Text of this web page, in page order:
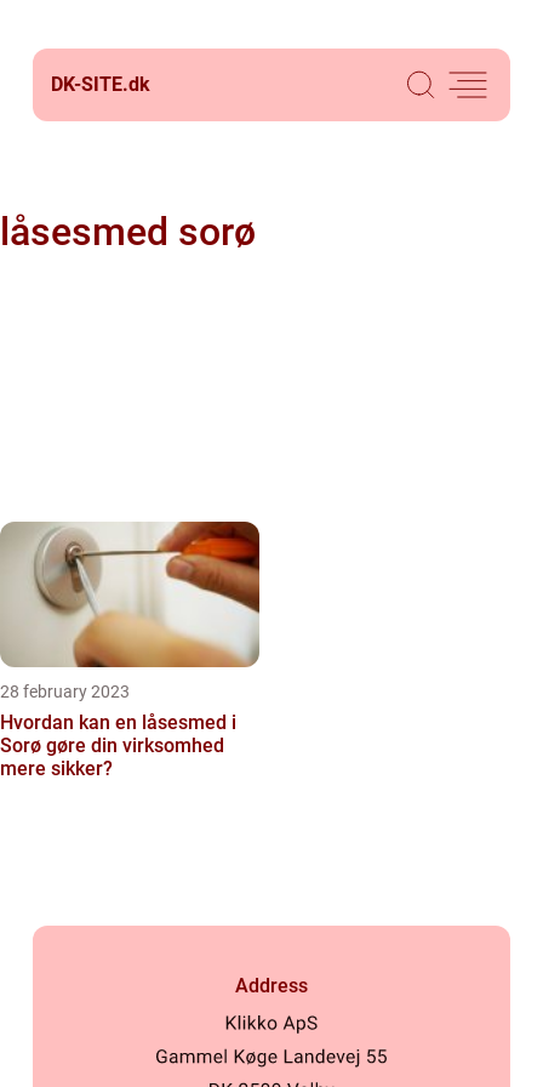
DK-SITE.dk
låsesmed sorø
28 february 2023
Hvordan kan en låsesmed i
Sorø gøre din virksomhed
mere sikker?
Address